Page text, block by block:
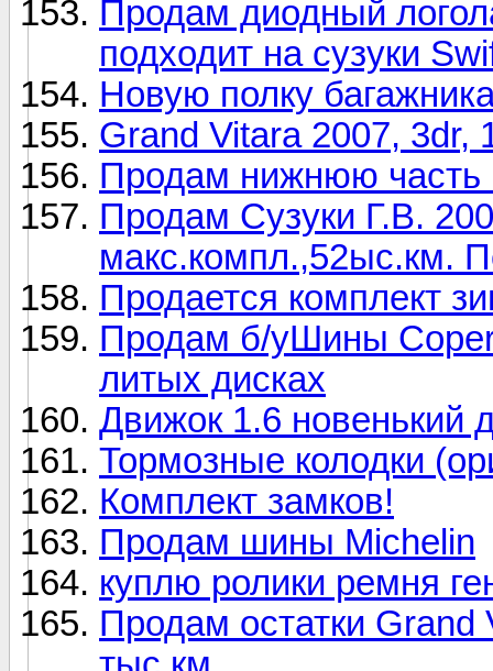
Продам диодный
подходит на сузуки
Новую полку
Grand Vitara 2007, 3dr,
Продам нижнюю часть
Продам Сузуки Г.В.
макс.компл.,52ыс.км.
Продается комплект
Продам б/уШины
литых дисках
Движок 1.6 новенький
Тормозные колодки
Комплект замков!
Продам шины Michelin
куплю ролики ремня
Продам остатки